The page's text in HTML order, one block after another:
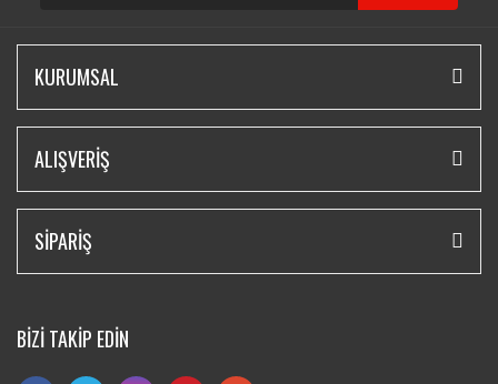
KURUMSAL
ALIŞVERİŞ
SİPARİŞ
BİZİ TAKİP EDİN